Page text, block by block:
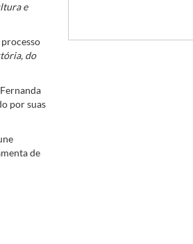
e
do
por suas
de